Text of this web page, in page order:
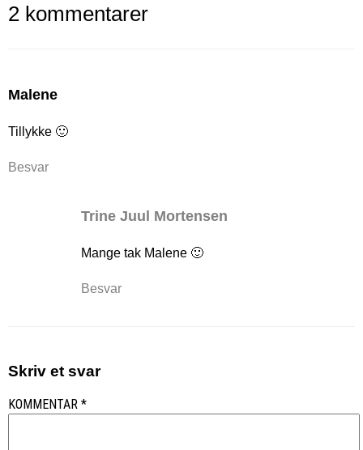
2 kommentarer
Malene
Tillykke 🙂
Besvar
Trine Juul Mortensen
Mange tak Malene 🙂
Besvar
Skriv et svar
KOMMENTAR *